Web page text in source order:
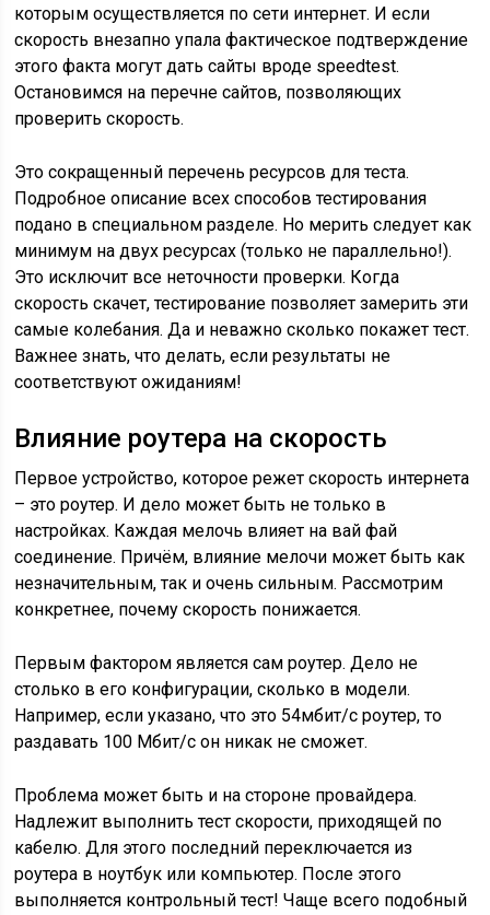
которым осуществляется по сети интернет. И если
скорость внезапно упала фактическое подтверждение
этого факта могут дать сайты вроде speedtest.
Остановимся на перечне сайтов, позволяющих
проверить скорость.
Это сокращенный перечень ресурсов для теста.
Подробное описание всех способов тестирования
подано в специальном разделе. Но мерить следует как
минимум на двух ресурсах (только не параллельно!).
Это исключит все неточности проверки. Когда
скорость скачет, тестирование позволяет замерить эти
самые колебания. Да и неважно сколько покажет тест.
Важнее знать, что делать, если результаты не
соответствуют ожиданиям!
Влияние роутера на скорость
Первое устройство, которое режет скорость интернета
– это роутер. И дело может быть не только в
настройках. Каждая мелочь влияет на вай фай
соединение. Причём, влияние мелочи может быть как
незначительным, так и очень сильным. Рассмотрим
конкретнее, почему скорость понижается.
Первым фактором является сам роутер. Дело не
столько в его конфигурации, сколько в модели.
Например, если указано, что это 54мбит/с роутер, то
раздавать 100 Мбит/с он никак не сможет.
Проблема может быть и на стороне провайдера.
Надлежит выполнить тест скорости, приходящей по
кабелю. Для этого последний переключается из
роутера в ноутбук или компьютер. После этого
выполняется контрольный тест! Чаще всего подобный